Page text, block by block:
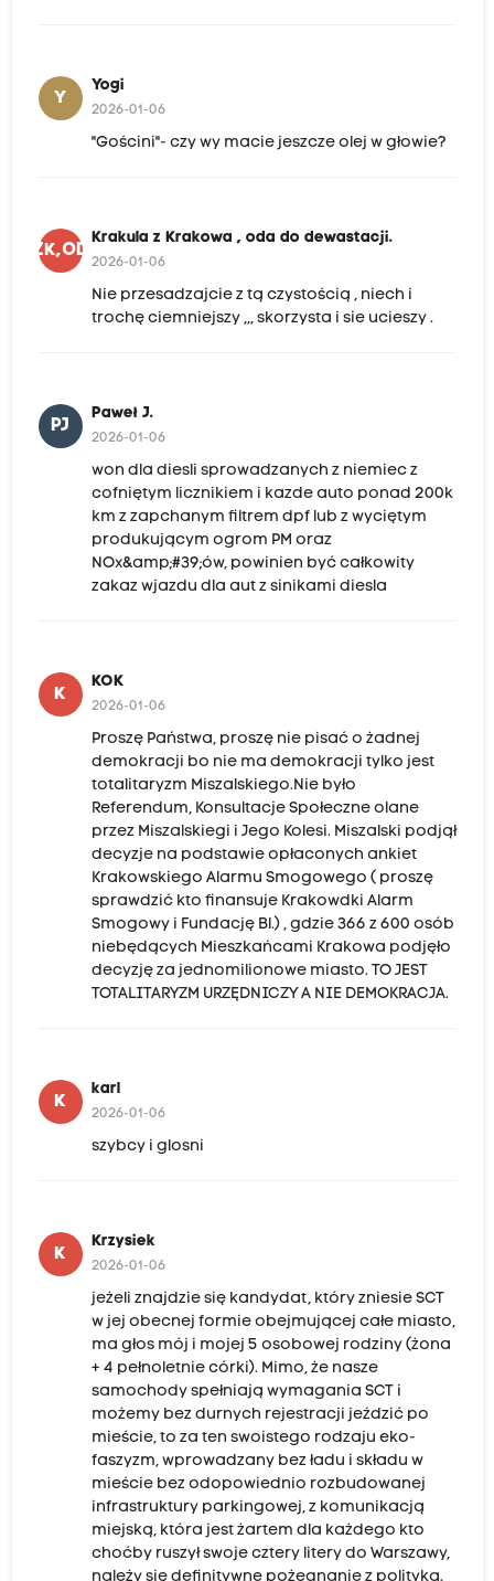
Y
Yogi
2026-01-06
"Gościni"- czy wy macie jeszcze olej w głowie?
KZK,ODD
Krakula z Krakowa , oda do dewastacji.
2026-01-06
Nie przesadzajcie z tą czystością , niech i
trochę ciemniejszy ,,, skorzysta i sie ucieszy .
PJ
Paweł J.
2026-01-06
won dla diesli sprowadzanych z niemiec z
cofniętym licznikiem i kazde auto ponad 200k
km z zapchanym filtrem dpf lub z wyciętym
produkującym ogrom PM oraz
NOx&amp;#39;ów, powinien być całkowity
zakaz wjazdu dla aut z sinikami diesla
K
KOK
2026-01-06
Proszę Państwa, proszę nie pisać o żadnej
demokracji bo nie ma demokracji tylko jest
totalitaryzm Miszalskiego.Nie było
Referendum, Konsultacje Społeczne olane
przez Miszalskiegi i Jego Kolesi. Miszalski podjął
decyzje na podstawie opłaconych ankiet
Krakowskiego Alarmu Smogowego ( proszę
sprawdzić kto finansuje Krakowdki Alarm
Smogowy i Fundację Bl.) , gdzie 366 z 600 osób
niebędących Mieszkańcami Krakowa podjęło
decyzję za jednomilionowe miasto. TO JEST
TOTALITARYZM URZĘDNICZY A NIE DEMOKRACJA.
K
karl
2026-01-06
szybcy i glosni
K
Krzysiek
2026-01-06
jeżeli znajdzie się kandydat, który zniesie SCT
w jej obecnej formie obejmującej całe miasto,
ma głos mój i mojej 5 osobowej rodziny (żona
+ 4 pełnoletnie córki). Mimo, że nasze
samochody spełniają wymagania SCT i
możemy bez durnych rejestracji jeździć po
mieście, to za ten swoistego rodzaju eko-
faszyzm, wprowadzany bez ładu i składu w
mieście bez odopowiednio rozbudowanej
infrastruktury parkingowej, z komunikacją
miejską, która jest żartem dla każdego kto
choćby ruszył swoje cztery litery do Warszawy,
należy się definitywne pożegnanie z polityką.